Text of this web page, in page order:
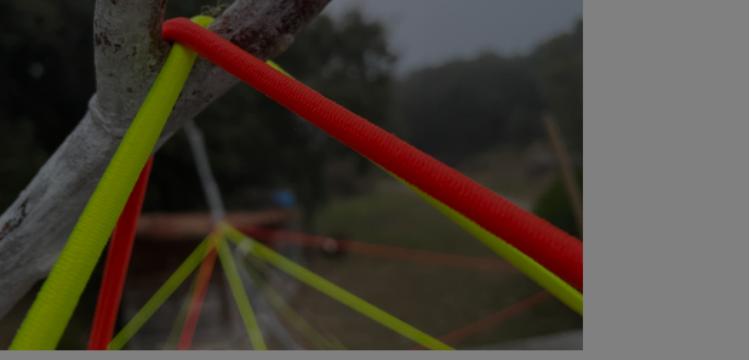
la abstracción geométrica. Ya sea un planeta o
forma puede ser simplificada. Entonces, ¿nos
su expresión más sencilla?
los Pirineos y el Desierto de Atacama, Laida
a la realización de proyectos de artes vivas.
visual, la videocreación lo-fi, la performance y el
oficial y la creación documental pensada para
compositor Rodrigo Rammsy, la escenógrafa y